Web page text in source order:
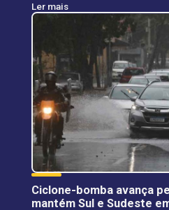
Ler mais
Ciclone-bomba avança
mantém Sul e Sudeste